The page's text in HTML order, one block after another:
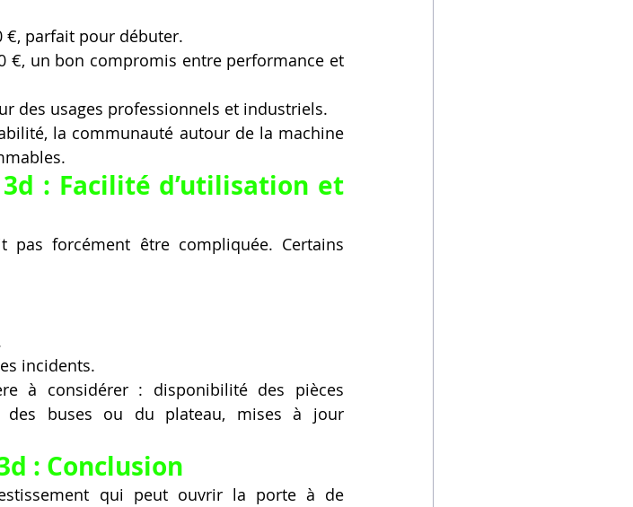
€, parfait pour débuter.
€, un bon compromis entre performance et
des usages professionnels et industriels.
la communauté autour de la machine
: Facilité d’utilisation et
forcément être compliquée. Certains
incidents.
à considérer : disponibilité des pièces
des buses ou du plateau, mises à jour
: Conclusion
qui peut ouvrir la porte à de